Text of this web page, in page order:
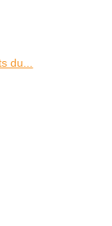
du...